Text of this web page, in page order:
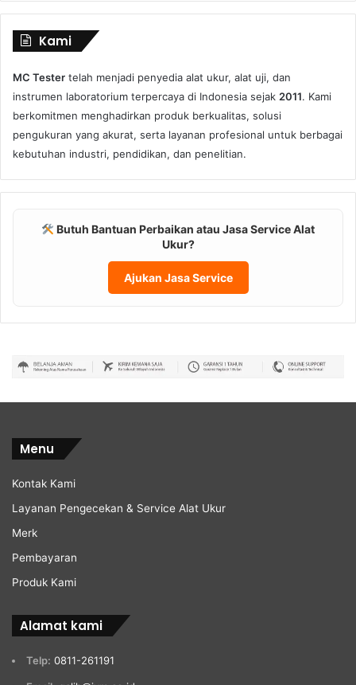
Kami
MC Tester telah menjadi penyedia alat ukur, alat uji, dan
instrumen laboratorium terpercaya di Indonesia sejak 2011. Kami
berkomitmen menghadirkan produk berkualitas, solusi
pengukuran yang akurat, serta layanan profesional untuk berbagai
kebutuhan industri, pendidikan, dan penelitian.
Butuh Bantuan Perbaikan atau Jasa Service Alat
Ukur?
Ajukan Jasa Service
Menu
Kontak Kami
Layanan Pengecekan & Service Alat Ukur
Merk
Pembayaran
Produk Kami
Alamat kami
Telp: 0811-261191